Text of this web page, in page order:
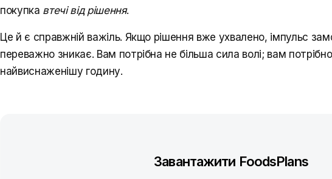
покупка втечі від рішення.
Це й є справжній важіль. Якщо рішення вже ухвалено, імпульс
переважно зникає. Вам потрібна не більша сила волі; вам
найвиснаженішу годину.
Завантажити FoodsPlans